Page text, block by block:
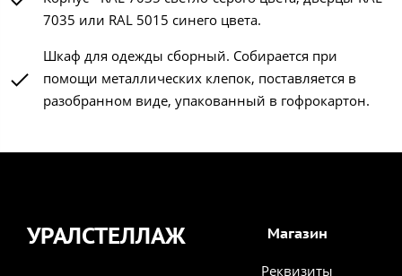
7035 или RAL 5015 синего цвета.
Шкаф для одежды сборный. Собирается при
помощи металлических клепок, поставляется в
разобранном виде, упакованный в гофрокартон.
УРАЛСТЕЛЛАЖ Магазин
Реквизиты